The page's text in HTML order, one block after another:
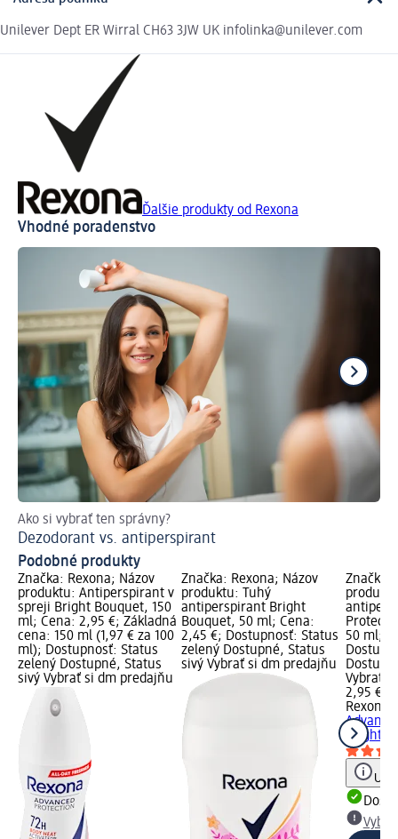
Unilever Dept ER Wirral CH63 3JW UK infolinka@unilever.com
Ďalšie produkty od Rexona
Vhodné poradenstvo
Ako si vybrať ten správny?
Dezodorant vs. antiperspirant
Podobné produkty
Značka: Rexona; Názov
produktu: Antiperspirant v
spreji Bright Bouquet, 150
ml; Cena: 2,95 €; Základná
cena: 150 ml (1,97 € za 100
ml); Dostupnosť: Status
zelený Dostupné, Status
sivý Vybrať si dm predajňu
Značka: Rexona; Názov
produktu: Tuhý
antiperspirant Bright
Bouquet, 50 ml; Cena:
2,45 €; Dostupnosť: Status
zelený Dostupné, Status
sivý Vybrať si dm predajňu
Značka:
50 ml;
Vybrať
2,95 €
Rexona